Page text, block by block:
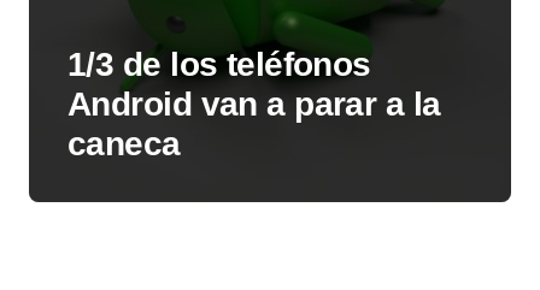
1/3 de los teléfonos
Android van a parar a la
caneca